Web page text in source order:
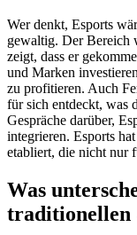
Wer denkt, Esports
gewaltig. Der Bereich
zeigt, dass er
und Marken
zu profitieren. Auch
für sich entdeckt, was
Gespräche darüber,
integrieren. Esports
etabliert, die nicht nur
Was
traditionellen